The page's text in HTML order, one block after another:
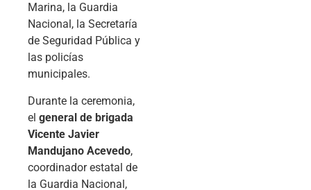
Marina, la Guardia
Nacional, la Secretaría
de Seguridad Pública y
las policías
municipales.
Durante la ceremonia,
el general de brigada
Vicente Javier
Mandujano Acevedo,
coordinador estatal de
la Guardia Nacional,